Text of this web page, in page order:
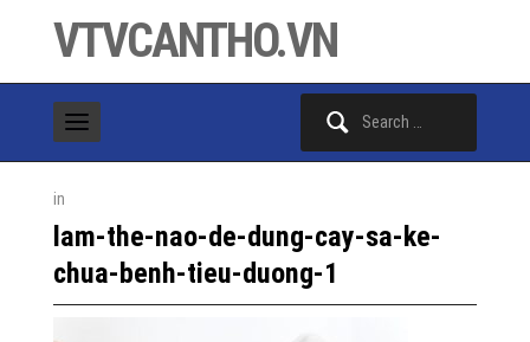
VTVCANTHO.VN
in
lam-the-nao-de-dung-cay-sa-ke-
chua-benh-tieu-duong-1